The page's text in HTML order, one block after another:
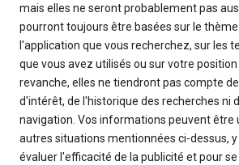
mais elles ne seront probablement pas
pourront toujours être basées sur le thème
l'application que vous recherchez, sur les
que vous avez utilisés ou sur votre
revanche, elles ne tiendront pas compte
d'intérêt, de l'historique des recherches ni
navigation. Vos informations peuvent être
autres situations mentionnées ci-dessus,
évaluer l'efficacité de la publicité et pour